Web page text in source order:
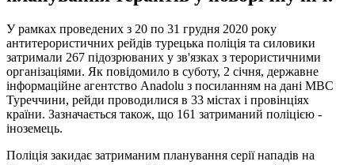
У рамках проведених з 20 по 31 грудня 2020 року
антитерористичних рейдів турецька поліція та силовики
затримали 267 підозрюваних у зв'язках з терористичними
організаціями. Як повідомило в суботу, 2 січня, державне
інформаційне агентство Anadolu з посиланням на дані МВС
Туреччини, рейди проводилися в 33 містах і провінціях
країни. Зазначається також, що 161 затриманий поліцією -
іноземець.
Поліція закидає затриманим планування серії нападів на